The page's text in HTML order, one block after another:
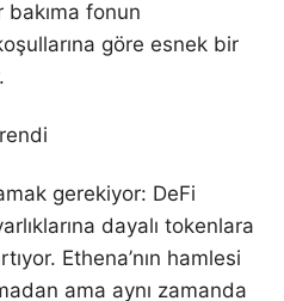
bakıma fonun
göre esnek bir
gerekiyor: DeFi
dayalı tokenlara
Ethena’nın hamlesi
ama aynı zamanda